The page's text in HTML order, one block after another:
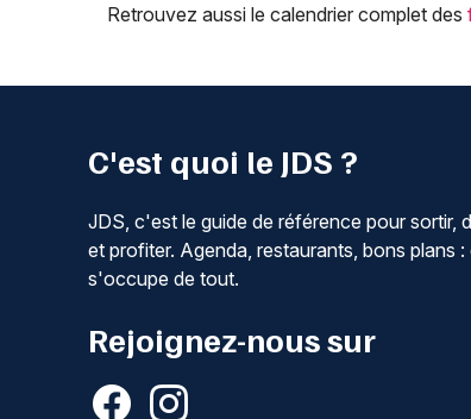
Retrouvez aussi le calendrier complet des
C'est quoi le JDS ?
JDS, c'est le guide de référence pour sortir,
et profiter. Agenda, restaurants, bons plans :
s'occupe de tout.
Rejoignez-nous sur